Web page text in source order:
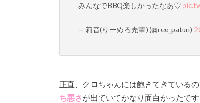
みんなでBBQ楽しかったなあ♡
— 莉音(りーめろ先輩) (@ree_patun)
正直、クロちゃんには飽きてきている
ち悪さが出ていてかなり面白かったです